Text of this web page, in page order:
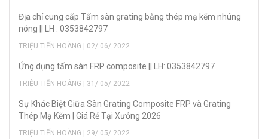
Địa chỉ cung cấp Tấm sàn grating bằng thép mạ kẽm nhúng
nóng || LH : 0353842797
TRIỆU TIẾN HOÀNG | 02/ 06/ 2022
Ứng dụng tấm sàn FRP composite || LH: 0353842797
TRIỆU TIẾN HOÀNG | 31/ 05/ 2022
Sự Khác Biệt Giữa Sàn Grating Composite FRP và Grating
Thép Mạ Kẽm | Giá Rẻ Tại Xưởng 2026
TRIỆU TIẾN HOÀNG | 29/ 05/ 2022